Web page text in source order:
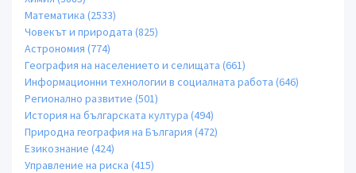
Математика (2533)
Човекът и природата (825)
Астрономия (774)
География на населението и селищата (661)
Информационни технологии в социалната работа (646)
Регионално развитие (501)
История на българската култура (494)
Природна география на България (472)
Езикознание (424)
Управление на риска (415)